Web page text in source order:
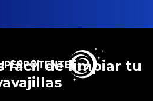
fácil de limpiar tu